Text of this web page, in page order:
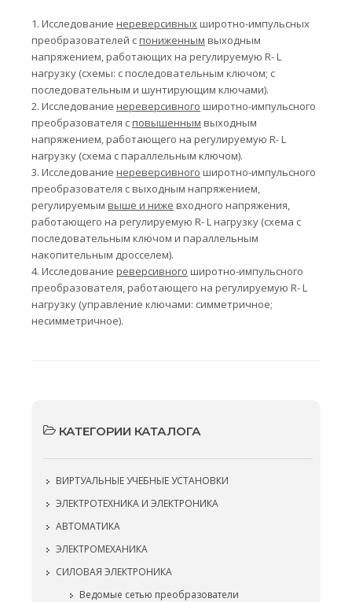
1. Исследование нереверсивныхширотно-импульсных
преобразователей спониженным выходным
напряжением, работающих на регулируемую R-L
нагрузку (схемы: с последовательным ключом; с
последовательным и шунтирующим ключами).
2. Исследование нереверсивного широтно-импульсного
преобразователя сповышенным выходным
напряжением, работающего на регулируемую R-L
нагрузку (схема с параллельным ключом).
3. Исследование нереверсивного широтно-импульсного
преобразователя с выходным напряжением,
регулируемым выше и ниже входного напряжения,
работающего на регулируемую R-Lнагрузку (схема с
последовательным ключом и параллельным
накопительным дросселем).
4. Исследование реверсивного широтно-импульсного
преобразователя, работающего на регулируемую R-L
нагрузку (управление ключами: симметричное;
несимметричное).
КАТЕГОРИИ КАТАЛОГА
ВИРТУАЛЬНЫЕ УЧЕБНЫЕ УСТАНОВКИ
ЭЛЕКТРОТЕХНИКА И ЭЛЕКТРОНИКА
АВТОМАТИКА
ЭЛЕКТРОМЕХАНИКА
СИЛОВАЯ ЭЛЕКТРОНИКА
Ведомые сетью преобразователи